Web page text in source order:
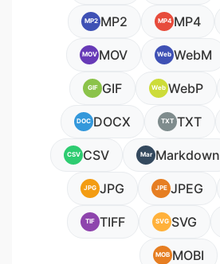
MP2 MP2 MP4 MP4
MOV MOV Web WebM
GIF GIF Web WebP
DOC DOCX TXT TXT
CSV CSV Mar Markdown
JPG JPG JPE JPEG
TIF TIFF SVG SVG
MOB MOBI